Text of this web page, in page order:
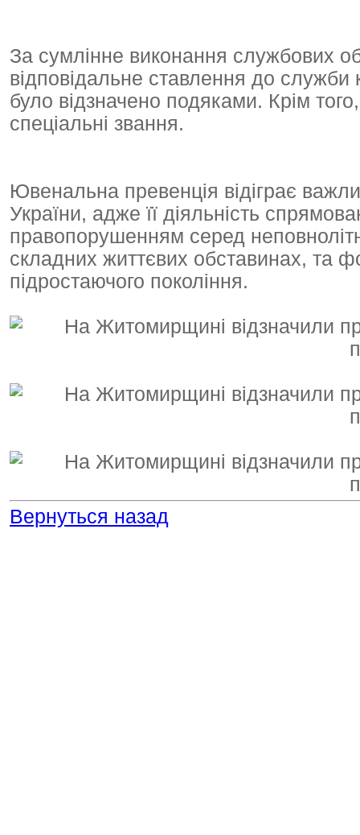
За сумлінне виконання службових
відповідальне ставлення до служби
було відзначено подяками. Крім
спеціальні звання.
Ювенальна превенція відіграє
України, адже її діяльність
правопорушенням серед
складних життєвих обставинах, та
підростаючого покоління.
Вернуться назад